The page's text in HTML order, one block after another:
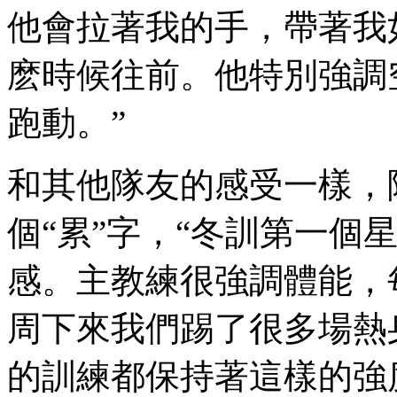
他會拉著我的手，帶著我
麽時候往前。他特別強
跑動 。”
和其他隊友的感受一樣
個“累”字，“冬訓第
感。主教練很強調體能
周下來我們踢了很多場熱身
的訓練都保持著這樣的強度